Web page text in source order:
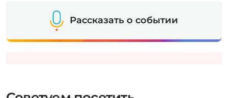
Рассказать о событии